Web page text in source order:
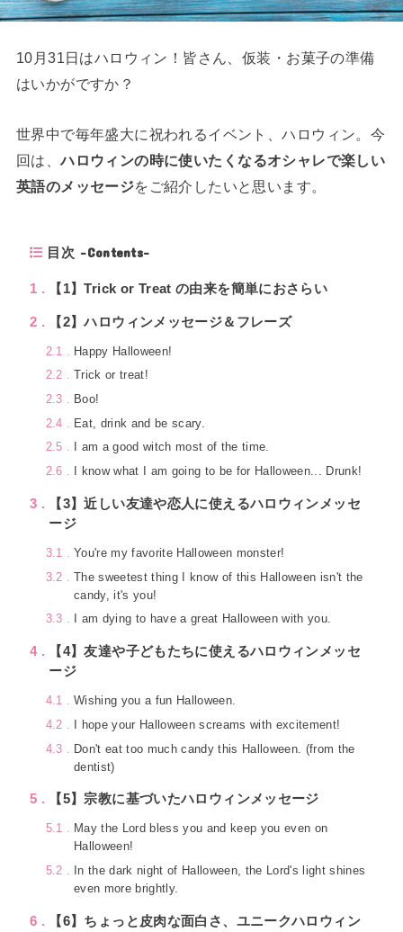
10月31日はハロウィン！皆さん、仮装・お菓子の準備
はいかがですか？
世界中で毎年盛大に祝われるイベント、ハロウィン。今
回は、ハロウィンの時に使いたくなるオシャレで楽しい
英語のメッセージをご紹介したいと思います。
目次 -Contents-
1 【1】Trick or Treat の由来を簡単におさらい
2 【2】ハロウィンメッセージ＆フレーズ
2.1
Happy Halloween!
2.2
Trick or treat!
2.3
Boo!
2.4
Eat, drink and be scary.
2.5
I am a good witch most of the time.
2.6
I know what I am going to be for Halloween... Drunk!
3
【3】近しい友達や恋人に使えるハロウィンメッセ
ージ
3.1
You're my favorite Halloween monster!
3.2
The sweetest thing I know of this Halloween isn't the
candy, it's you!
3.3
I am dying to have a great Halloween with you.
4
【4】友達や子どもたちに使えるハロウィンメッセ
ージ
4.1
Wishing you a fun Halloween.
4.2
I hope your Halloween screams with excitement!
4.3
Don't eat too much candy this Halloween. (from the
dentist)
5 【5】宗教に基づいたハロウィンメッセージ
5.1
May the Lord bless you and keep you even on
Halloween!
5.2
In the dark night of Halloween, the Lord's light shines
even more brightly.
6
【6】ちょっと皮肉な面白さ、ユニークハロウィン